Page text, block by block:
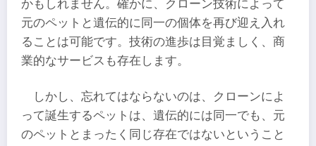
かもしれません。確かに、クローン技術によって
元のペットと遺伝的に同一の個体を再び迎え入れ
ることは可能です。技術の進歩は目覚ましく、商
業的なサービスも存在します。
しかし、忘れてはならないのは、クローンによ
って誕生するペットは、遺伝的には同一でも、元
のペットとまったく同じ存在ではないということ